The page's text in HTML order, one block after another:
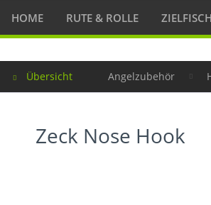
HOME RUTE & ROLLE ZIELFISCH
Übersicht Angelzubehör
Zeck Nose Hook